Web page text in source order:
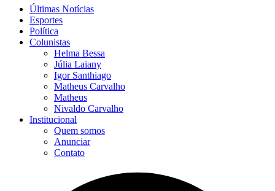
Últimas Notícias
Esportes
Política
Colunistas
Helma Bessa
Júlia Laiany
Igor Santhiago
Matheus Carvalho
Matheus
Nivaldo Carvalho
Institucional
Quem somos
Anunciar
Contato